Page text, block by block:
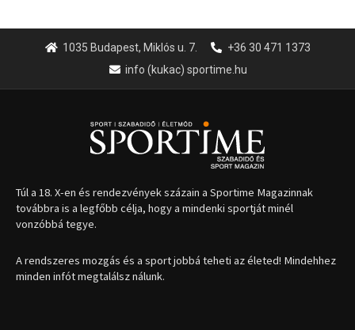
1035 Budapest, Miklós u. 7.
+36 30 471 1373
info (kukac) sportime.hu
Túl a 18. X-en és rendezvények százain a Sportime Magazinnak
továbbra is a legfőbb célja, hogy a mindenki sportját minél
vonzóbbá tegye.
A rendszeres mozgás és a sport jobbá teheti az életed! Mindehhez
minden infót megtalálsz nálunk.